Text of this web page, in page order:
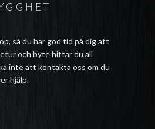
så du har god tid på dig att
och bytehittar du all
inte attkontakta oss om du
hjälp.